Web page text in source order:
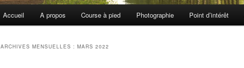
Accueil A propos Course à pied Photographie Point d’intérêt
ARCHIVES MENSUELLES : MARS 2022